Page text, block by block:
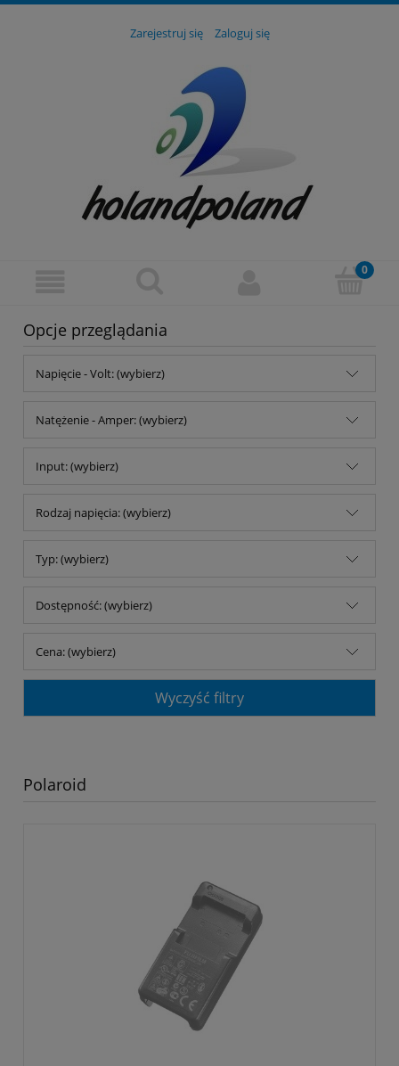
Zarejestruj się Zaloguj się
Opcje przeglądania
Napięcie - Volt: (wybierz)
Natężenie - Amper: (wybierz)
Input: (wybierz)
Rodzaj napięcia: (wybierz)
Typ: (wybierz)
Dostępność: (wybierz)
Cena: (wybierz)
Wyczyść filtry
Polaroid